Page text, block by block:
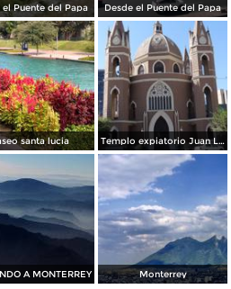
el Puente del Papa Desde el Puente del Papa
santa lucia Templo expiatorio Juan Luis Gonzaga
A MONTERREY Monterrey